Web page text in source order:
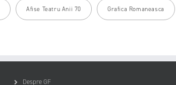
Afise Teatru Anii 70 Grafica Romaneasca
Despre GF